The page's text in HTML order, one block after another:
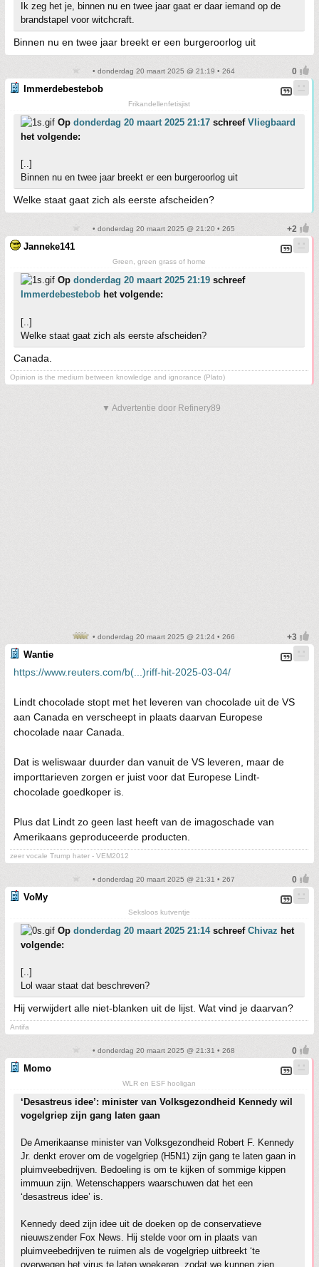
Ik zeg het je, binnen nu en twee jaar gaat er daar iemand op de
brandstapel voor witchcraft.
Binnen nu en twee jaar breekt er een burgeroorlog uit
• donderdag 20 maart 2025 @ 21:19 • 264
Immerdebestebob
Frikandellenfetisjist
Op donderdag 20 maart 2025 21:17 schreef Vliegbaard
het volgende:
[..]
Binnen nu en twee jaar breekt er een burgeroorlog uit
Welke staat gaat zich als eerste afscheiden?
• donderdag 20 maart 2025 @ 21:20 • 265
Janneke141
Green, green grass of home
Op donderdag 20 maart 2025 21:19 schreef
Immerdebestebob het volgende:
[..]
Welke staat gaat zich als eerste afscheiden?
Canada.
Opinion is the medium between knowledge and ignorance (Plato)
▼ Advertentie door Refinery89
• donderdag 20 maart 2025 @ 21:24 • 266
Wantie
https://www.reuters.com/b(...)riff-hit-2025-03-04/
Lindt chocolade stopt met het leveren van chocolade uit de VS
aan Canada en verscheept in plaats daarvan Europese
chocolade naar Canada.
Dat is weliswaar duurder dan vanuit de VS leveren, maar de
importtarieven zorgen er juist voor dat Europese Lindt-
chocolade goedkoper is.
Plus dat Lindt zo geen last heeft van de imagoschade van
Amerikaans geproduceerde producten.
zeer vocale Trump hater - VEM2012
• donderdag 20 maart 2025 @ 21:31 • 267
VoMy
Seksloos kutventje
Op donderdag 20 maart 2025 21:14schreef Chivaz het
volgende:
[..]
Lol waar staat dat beschreven?
Hij verwijdert alle niet-blanken uit de lijst. Wat vind je daarvan?
Antifa
• donderdag 20 maart 2025 @ 21:31 • 268
Momo
WLR en ESF hooligan
‘Desastreus idee’: minister van Volksgezondheid Kennedy wil
vogelgriep zijn gang laten gaan
De Amerikaanse minister van Volksgezondheid Robert F. Kennedy
Jr. denkt erover om de vogelgriep (H5N1) zijn gang te laten gaan in
pluimveebedrijven. Bedoeling is om te kijken of sommige kippen
immuun zijn. Wetenschappers waarschuwen dat het een
‘desastreus idee’ is.
Kennedy deed zijn idee uit de doeken op de conservatieve
nieuwszender Fox News. Hij stelde voor om in plaats van
pluimveebedrijven te ruimen als de vogelgriep uitbreekt ‘te
overwegen het virus te laten woekeren, zodat we kunnen zien